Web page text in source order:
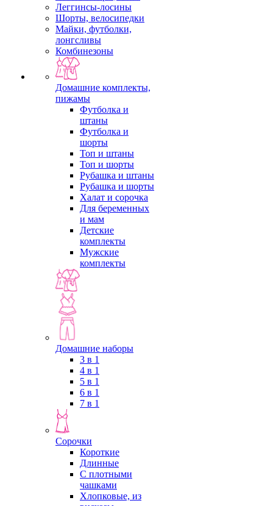
Леггинсы-лосины
Шорты, велосипедки
Майки, футболки,
лонгсливы
Комбинезоны
Домашние комплекты,
пижамы
Футболка и
штаны
Футболка и
шорты
Топ и штаны
Топ и шорты
Рубашка и штаны
Рубашка и шорты
Халат и сорочка
Для беременных
и мам
Детские
комплекты
Мужские
комплекты
Домашние наборы
3 в 1
4 в 1
5 в 1
6 в 1
7 в 1
Сорочки
Короткие
Длинные
С плотными
чашками
Хлопковые, из